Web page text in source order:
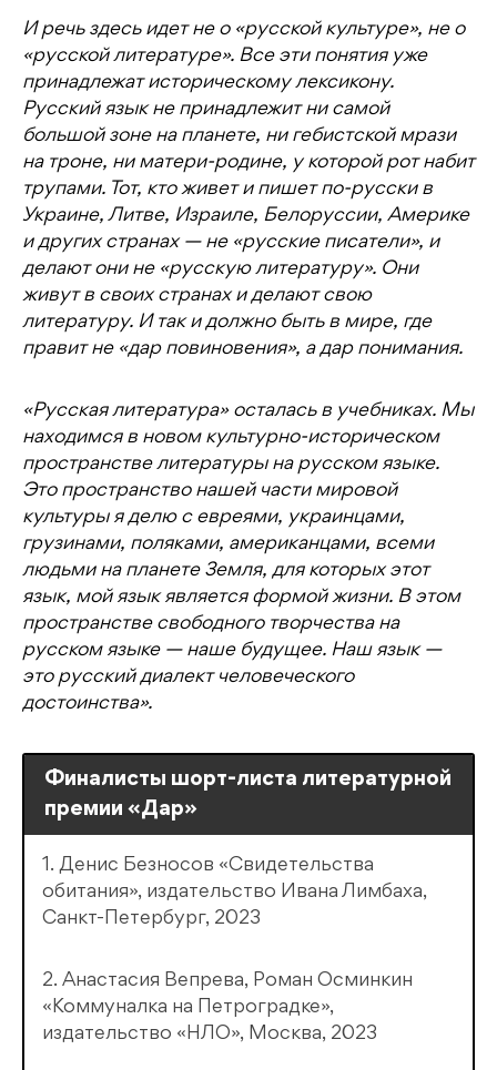
И речь здесь идет не о «русской культуре», не о
«русской литературе». Все эти понятия уже
принадлежат историческому лексикону.
Русский язык не принадлежит ни самой
большой зоне на планете, ни гебистской мрази
на троне, ни матери-родине, у которой рот набит
трупами. Тот, кто живет и пишет по-русски в
Украине, Литве, Израиле, Белоруссии, Америке
и других странах — не «русские писатели», и
делают они не «русскую литературу». Они
живут в своих странах и делают свою
литературу. И так и должно быть в мире, где
правит не «дар повиновения», а дар понимания.
«Русская литература» осталась в учебниках. Мы
находимся в новом культурно-историческом
пространстве литературы на русском языке.
Это пространство нашей части мировой
культуры я делю с евреями, украинцами,
грузинами, поляками, американцами, всеми
людьми на планете Земля, для которых этот
язык, мой язык является формой жизни. В этом
пространстве свободного творчества на
русском языке — наше будущее. Наш язык —
это русский диалект человеческого
достоинства».
Финалисты шорт-листа литературной
премии «Дар»
1. Денис Безносов «Свидетельства
обитания», издательство Ивана Лимбаха,
Санкт-Петербург, 2023
2. Анастасия Вепрева, Роман Осминкин
«Коммуналка на Петроградке»,
издательство «НЛО», Москва, 2023